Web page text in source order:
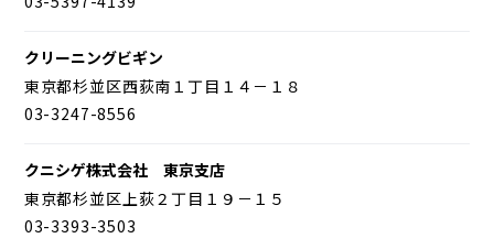
クリーニングビギン
東京都杉並区西荻南１丁目１４－１８
03-3247-8556
クニシゲ株式会社 東京支店
東京都杉並区上荻２丁目１９－１５
03-3393-3503